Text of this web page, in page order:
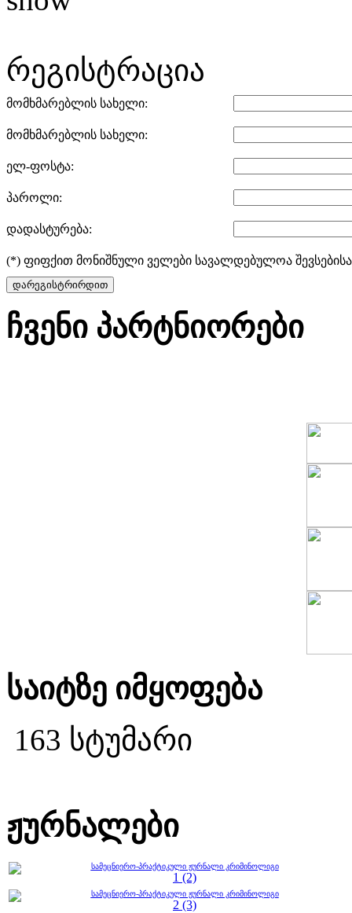
რეგისტრაცია
მომხმარებლის სახელი:
მომხმარებლის სახელი:
ელ-ფოსტა:
პაროლი:
დადასტურება:
(*) ფიფქით მონიშნული ველები სავალდებულოა
დარეგისტრირდით
ჩვენი პარტნიორები
საიტზე იმყოფება
163 სტუმარი
ჟურნალები
სამეცნიერო-პრაქტიკული ჟურნალი კრიმინოლიგი
1 (2)
სამეცნიერო-პრაქტიკული ჟურნალი კრიმინოლიგი
2 (3)